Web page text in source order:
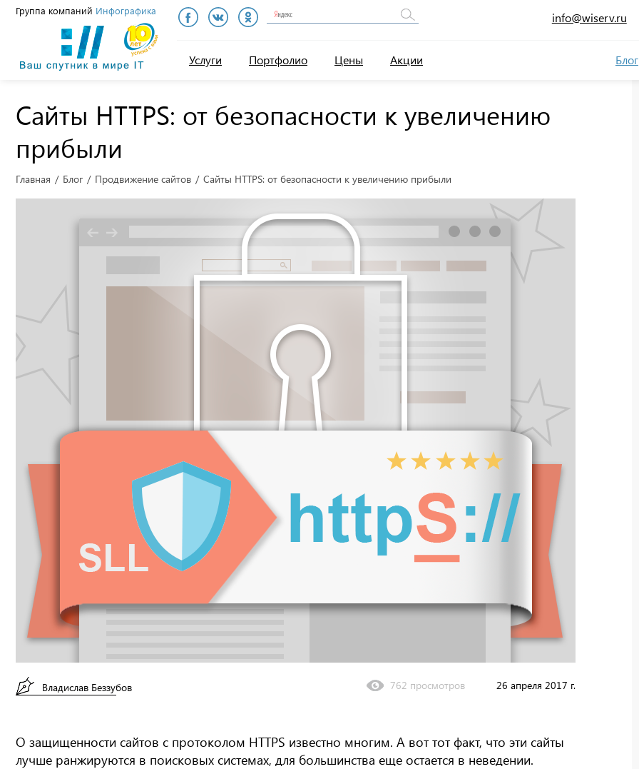
Группа компаний Инфографика
Инфографика
info@wiserv.ru
Услуги Портфолио Цены Акции Блог
Сайты HTTPS: от безопасности к увеличению
прибыли
Главная Блог Продвижение сайтов Сайты HTTPS: от безопасности к увеличению прибыли
Владислав Беззубов 26 апреля 2017 г.
762 просмотров
О защищенности сайтов с протоколом HTTPS известно многим. А вот тот факт, что эти сайты
лучше ранжируются в поисковых системах, для большинства еще остается в неведении.